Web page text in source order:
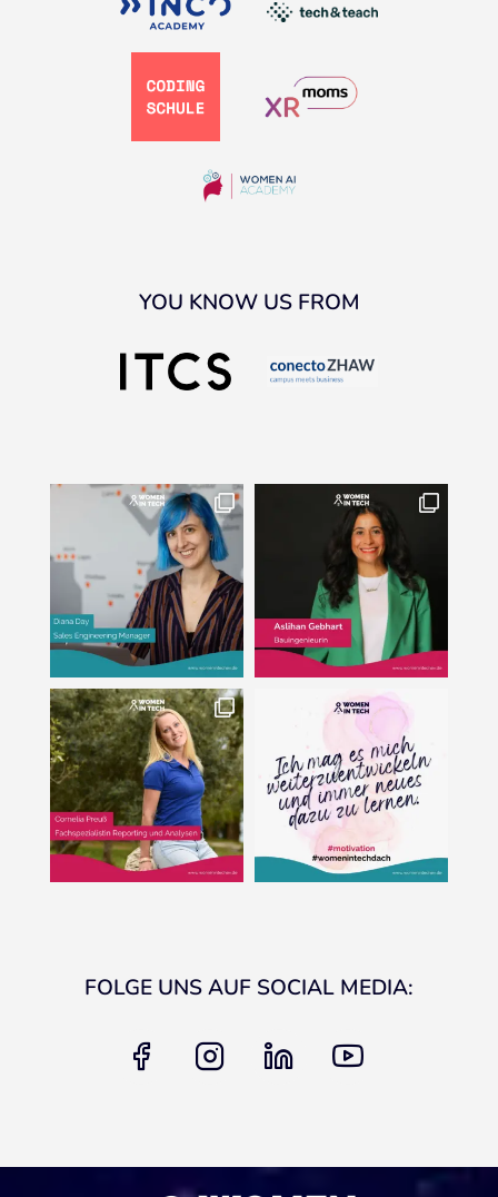
YOU KNOW US FROM
FOLGE UNS AUF SOCIAL MEDIA:
facebook instagram